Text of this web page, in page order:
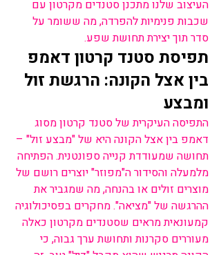
העיצוב שלנו מתכנן סטנדים מקרטון עם
שכבות פנימיות להפרדה, מה ששומר על
סדר תוך יצירת תחושת שפע.
תפיסת סטנד קרטון דאמפ
בין אצל הקונה: הרגשת זול
ומבצע
התפיסה העיקרית של סטנד קרטון מסוג
דאמפ בין אצל הקונה היא של "מבצע זול" –
תחושה שמעודדת קנייה ספונטנית. הפתיחה
מלמעלה והסידור ה"מפוזר" יוצרים רושם של
מוצרים זולים או בהנחה, מה שמגביר את
ההרגשה של "מציאה". מחקרים בפסיכולוגיה
קמעונאית מראים שסטנדים מקרטון כאלה
מעוררים סקרנות ותחושת ערך גבוה, כי